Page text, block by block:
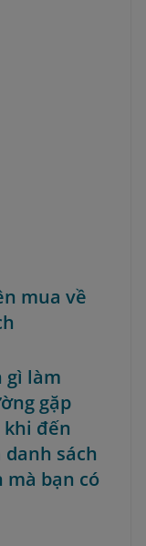
mua về
gì làm
gặp
khi đến
sách
mà bạn có